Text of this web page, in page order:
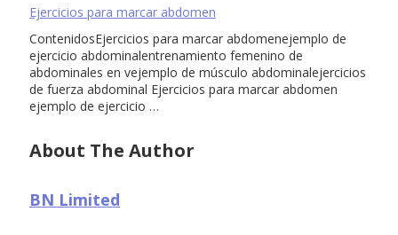
Ejercicios para marcar abdomen
ContenidosEjercicios para marcar abdomenejemplo de
ejercicio abdominalentrenamiento femenino de
abdominales en vejemplo de músculo abdominalejercicios
de fuerza abdominal Ejercicios para marcar abdomen
ejemplo de ejercicio …
About The Author
BN Limited